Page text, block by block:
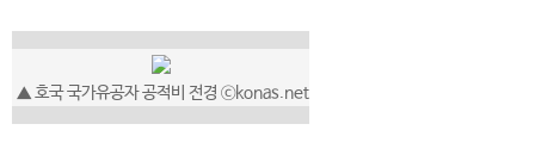
▲ 호국 국가유공자 공적비 전경 ⓒkonas.net